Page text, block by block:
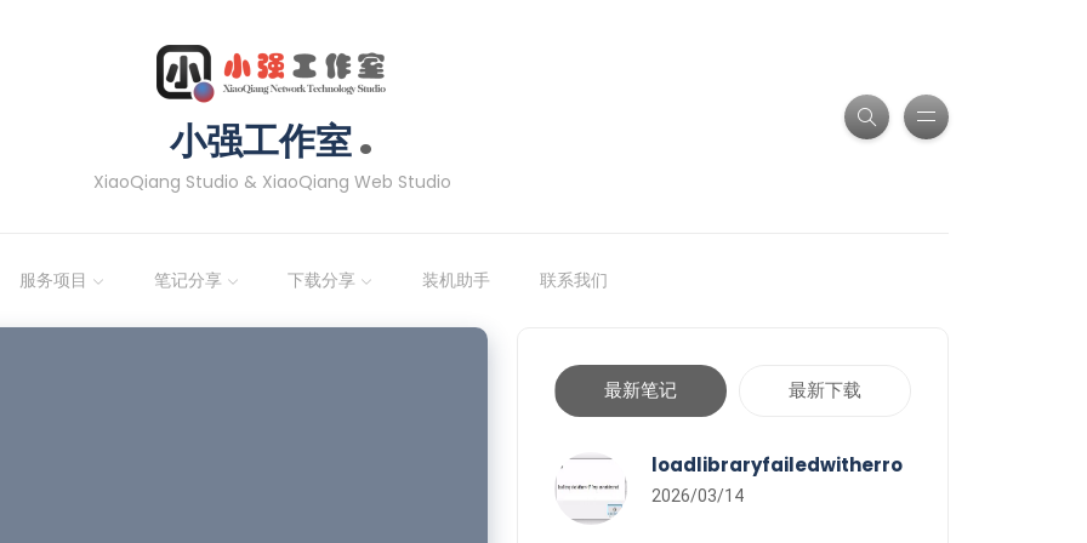
小强工作室.
XiaoQiang Studio & XiaoQiang Web Studio
服务项目 笔记分享 下载分享 装机助手 联系我们
最新笔记 最新下载
loadlibraryfailedwitherro
2026/03/14